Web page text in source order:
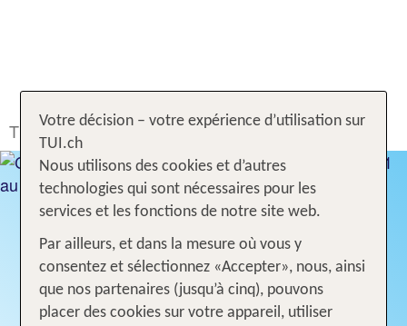
TUI.ch Rechercher & Réserver Hôtel Barbade
Votre décision – votre expérience d’utilisation sur
TUI.ch
Nous utilisons des cookies et d’autres
technologies qui sont nécessaires pour les
services et les fonctions de notre site web.
Par ailleurs, et dans la mesure où vous y
consentez et sélectionnez «Accepter», nous, ainsi
que nos partenaires (jusqu’à cinq), pouvons
placer des cookies sur votre appareil, utiliser